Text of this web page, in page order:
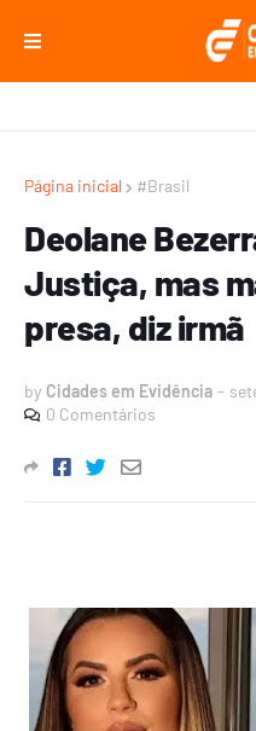
Página inicial #Brasil
Deolane
Justiça, mas
presa, diz irmã
by Cidades em Evidência -
0 Comentários